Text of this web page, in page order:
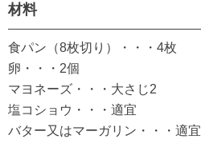
材料
食パン（8枚切り）・・・4枚
卵・・・2個
マヨネーズ・・・大さじ2
塩コショウ・・・適宜
バター又はマーガリン・・・適宜